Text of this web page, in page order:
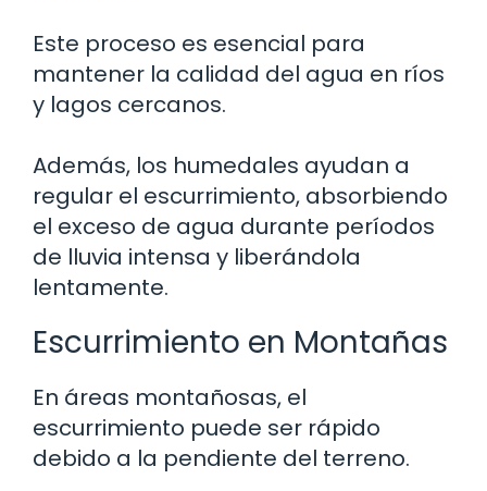
Este proceso es esencial para
mantener la calidad del agua en ríos
y lagos cercanos.
Además, los humedales ayudan a
regular el escurrimiento, absorbiendo
el exceso de agua durante períodos
de lluvia intensa y liberándola
lentamente.
Escurrimiento en Montañas
En áreas montañosas, el
escurrimiento puede ser rápido
debido a la pendiente del terreno.